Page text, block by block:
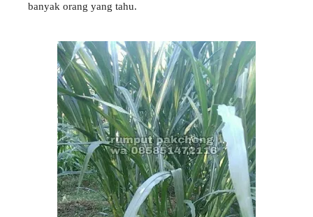
banyak orang yang tahu.